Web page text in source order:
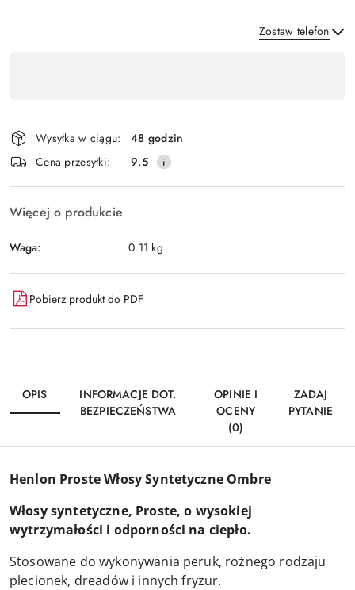
Zostaw telefon
płatność
i
dostawa
Wysyłka w ciągu:
48 godzin
Cena przesyłki:
9.5
Więcej o produkcie
Waga: 0.11 kg
Pobierz produkt do PDF
OPIS
INFORMACJE DOT.
BEZPIECZEŃSTWA
OPINIE I
OCENY
(0)
ZADAJ
PYTANIE
Henlon Proste Włosy Syntetyczne Ombre
Włosy syntetyczne, Proste, o wysokiej
wytrzymałości i odporności na ciepło.
Stosowane do wykonywania peruk, rożnego rodzaju
plecionek, dreadów i innych fryzur.